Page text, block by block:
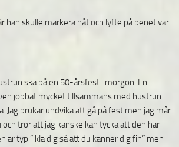
han skulle markera nåt och lyfte på benet var
ska på en 50-årsfest i morgon. En
jobbat mycket tillsammans med hustrun
Jag brukar undvika att gå på fest men jag mår
tror att jag kanske kan tycka att den här
är typ ” klä dig så att du känner dig fin” men